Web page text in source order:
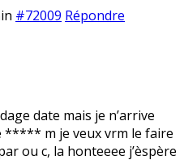
#72009 Répondre
date mais je n’arrive
***** m je veux vrm le faire
ou c, la honteeee j’èspère